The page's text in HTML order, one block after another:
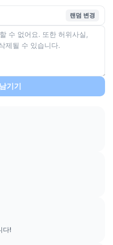
랜덤 변경
기기
다!